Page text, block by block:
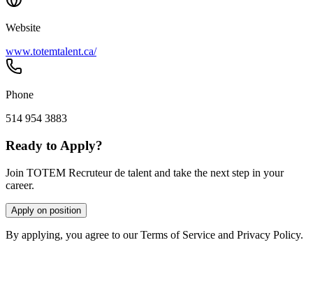
Website
www.totemtalent.ca/
Phone
514 954 3883
Ready to Apply?
Join TOTEM Recruteur de talent and take the next step in your
career.
Apply on position
By applying, you agree to our Terms of Service and Privacy Policy.